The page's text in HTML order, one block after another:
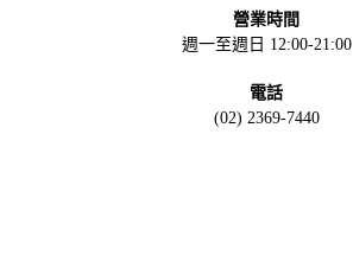
營業時間
週一至週日 12:00-21:00
電話
(02) 2369-7440